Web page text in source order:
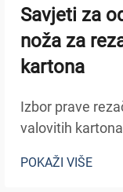
Savjeti za
noža za
kartona
Izbor prave
valovitih
proizvodnje,
POKAŽI VIŠE